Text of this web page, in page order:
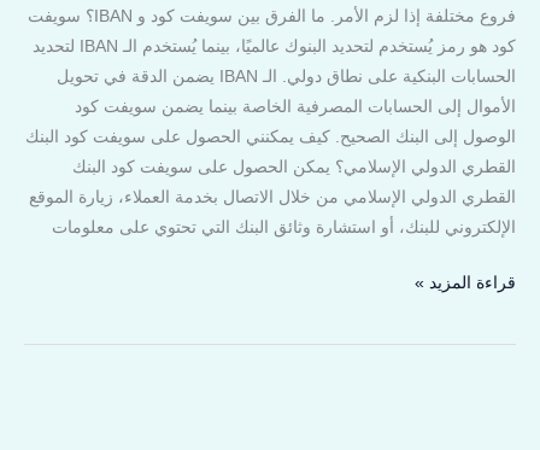
فروع مختلفة إذا لزم الأمر. ما الفرق بين سويفت كود و IBAN؟ سويفت
كود هو رمز يُستخدم لتحديد البنوك عالميًا، بينما يُستخدم الـ IBAN لتحديد
الحسابات البنكية على نطاق دولي. الـ IBAN يضمن الدقة في تحويل
الأموال إلى الحسابات المصرفية الخاصة بينما يضمن سويفت كود
الوصول إلى البنك الصحيح. كيف يمكنني الحصول على سويفت كود البنك
القطري الدولي الإسلامي؟ يمكن الحصول على سويفت كود البنك
القطري الدولي الإسلامي من خلال الاتصال بخدمة العملاء، زيارة الموقع
الإلكتروني للبنك، أو استشارة وثائق البنك التي تحتوي على معلومات
قراءة المزيد »